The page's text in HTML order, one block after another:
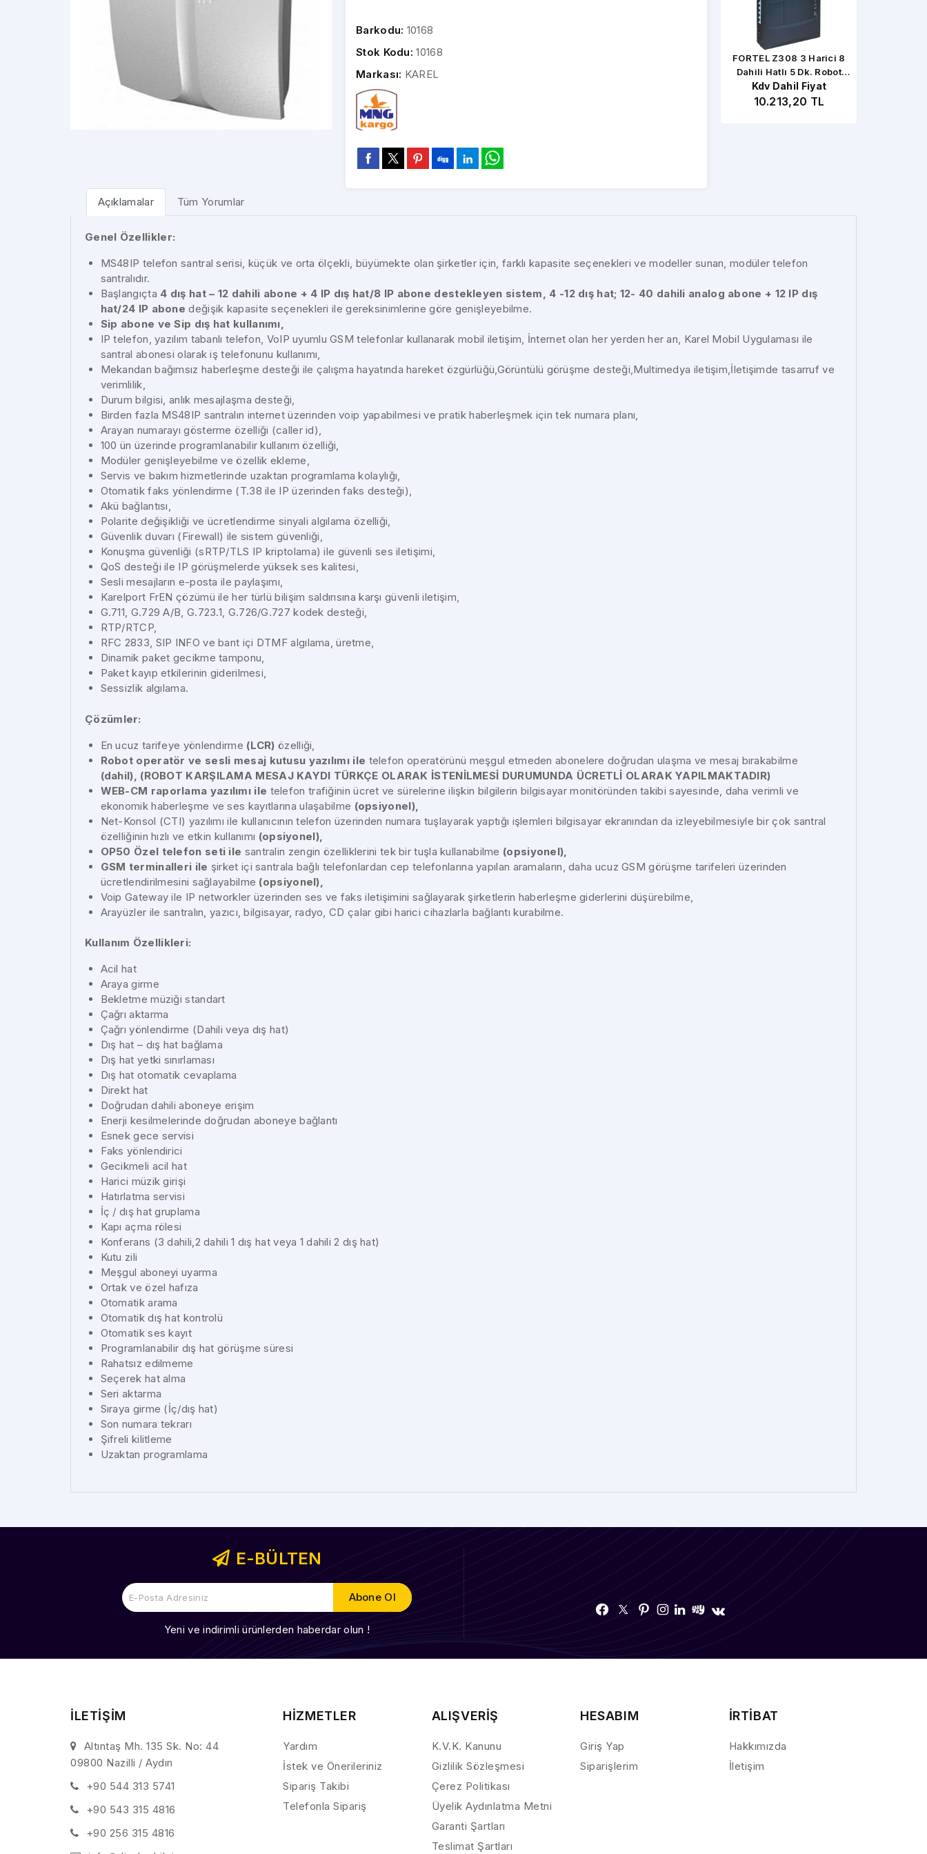
Müşteri Ekranları
Kiosk
Termal Barkod Etiket
Kuşe Barkod Etiket
Barkodu: 10168
Stok Kodu:10168
Markası: KAREL
FORTEL Z308 3 Harici 8
Dahili Hatlı 5 Dk. Robot
10.213,20 TL
FORTEL Z308 3 Harici 8
Dahili Hatlı 5 Dk. Robot
Telefon Santrali
Kdv Dahil Fiyat
10.213,20 TL
Açıklamalar Tüm Yorumlar
Genel Özellikler:
MS48IP telefon santral serisi, küçük ve orta ölçekli, büyümekte olan şirketler için, farklı kapasite seçenekleri ve modeller sunan, modüler telefon
santralıdır.
Başlangıçta 4 dış hat – 12 dahili abone + 4 IP dış hat/8 IP abone destekleyen sistem, 4 -12 dış hat; 12- 40 dahili analog abone + 12 IP dış
hat/24 IP abonedeğişik kapasite seçenekleri ile gereksinimlerine göre genişleyebilme.
Sip abone ve Sip dış hat kullanımı,
IP telefon, yazılım tabanlı telefon, VoIP uyumlu GSM telefonlar kullanarak mobil iletişim, İnternet olan her yerden her an, Karel Mobil Uygulaması ile
santral abonesi olarak iş telefonunu kullanımı,
Mekandan bağımsız haberleşme desteği ile çalışma hayatında hareket özgürlüğü,Görüntülü görüşme desteği,Multimedya iletişim,İletişimde tasarruf ve
verimlilik,
Durum bilgisi, anlık mesajlaşma desteği,
Birden fazla MS48IP santralın internet üzerinden voip yapabilmesi ve pratik haberleşmek için tek numara planı,
Arayan numarayı gösterme özelliği (caller id),
100 ün üzerinde programlanabilir kullanım özelliği,
Modüler genişleyebilme ve özellik ekleme,
Servis ve bakım hizmetlerinde uzaktan programlama kolaylığı,
Otomatik faks yönlendirme (T.38 ile IP üzerinden faks desteği),
Akü bağlantısı,
Polarite değişikliği ve ücretlendirme sinyali algılama özelliği,
Güvenlik duvarı (Firewall) ile sistem güvenliği,
Konuşma güvenliği (sRTP/TLS IP kriptolama) ile güvenli ses iletişimi,
QoS desteği ile IP görüşmelerde yüksek ses kalitesi,
Sesli mesajların e-posta ile paylaşımı,
Karelport FrEN çözümü ile her türlü bilişim saldırısına karşı güvenli iletişim,
G.711, G.729 A/B, G.723.1, G.726/G.727 kodek desteği,
RTP/RTCP,
RFC 2833, SIP INFO ve bant içi DTMF algılama, üretme,
Dinamik paket gecikme tamponu,
Paket kayıp etkilerinin giderilmesi,
Sessizlik algılama.
Çözümler:
En ucuz tarifeye yönlendirme (LCR) özelliği,
Robot operatör ve sesli mesaj kutusu yazılımı ile telefon operatörünü meşgul etmeden abonelere doğrudan ulaşma ve mesaj bırakabilme
(dahil), (ROBOT KARŞILAMA MESAJ KAYDI TÜRKÇE OLARAK İSTENİLMESİ DURUMUNDA ÜCRETLİ OLARAK YAPILMAKTADIR)
WEB-CM raporlama yazılımı ile telefon trafiğinin ücret ve sürelerine ilişkin bilgilerin bilgisayar monitöründen takibi sayesinde, daha verimli ve
ekonomik haberleşme ve ses kayıtlarına ulaşabilme (opsiyonel),
Net-Konsol (CTI) yazılımı ile kullanıcının telefon üzerinden numara tuşlayarak yaptığı işlemleri bilgisayar ekranından da izleyebilmesiyle bir çok santral
özelliğinin hızlı ve etkin kullanımı (opsiyonel),
OP50 Özel telefon seti ile santralin zengin özelliklerini tek bir tuşla kullanabilme (opsiyonel),
GSM terminalleri ile şirket içi santrala bağlı telefonlardan cep telefonlarına yapılan aramaların, daha ucuz GSM görüşme tarifeleri üzerinden
ücretlendirilmesini sağlayabilme (opsiyonel),
Voip Gateway ile IP networkler üzerinden ses ve faks iletişimini sağlayarak şirketlerin haberleşme giderlerini düşürebilme,
Arayüzler ile santralın, yazıcı, bilgisayar, radyo, CD çalar gibi harici cihazlarla bağlantı kurabilme.
Kullanım Özellikleri:
Acil hat
Araya girme
Bekletme müziği standart
Çağrı aktarma
Çağrı yönlendirme (Dahili veya dış hat)
Dış hat – dış hat bağlama
Dış hat yetki sınırlaması
Dış hat otomatik cevaplama
Direkt hat
Doğrudan dahili aboneye erişim
Enerji kesilmelerinde doğrudan aboneye bağlantı
Esnek gece servisi
Faks yönlendirici
Gecikmeli acil hat
Harici müzik girişi
Hatırlatma servisi
İç / dış hat gruplama
Kapı açma rölesi
Konferans (3 dahili,2 dahili 1 dış hat veya 1 dahili 2 dış hat)
Kutu zili
Meşgul aboneyi uyarma
Ortak ve özel hafıza
Otomatik arama
Otomatik dış hat kontrolü
Otomatik ses kayıt
Programlanabilir dış hat görüşme süresi
Rahatsız edilmeme
Seçerek hat alma
Seri aktarma
Sıraya girme (İç/dış hat)
Son numara tekrarı
Şifreli kilitleme
Uzaktan programlama
E-BÜLTEN
Yeni ve indirimli ürünlerden haberdar olun !
İLETİŞİM
Altıntaş Mh. 135 Sk. No: 44
09800 Nazilli / Aydın
+90 544 313 5741
+90 543 315 4816
+90 256 315 4816
HİZMETLER
Yardım
İstek ve Önerileriniz
Sipariş Takibi
Telefonla Sipariş
ALIŞVERİŞ
K.V.K. Kanunu
Gizlilik Sözleşmesi
Çerez Politikası
Üyelik Aydınlatma Metni
Garanti Şartları
Teslimat Şartları
HESABIM
Giriş Yap
Siparişlerim
İRTİBAT
Hakkımızda
İletişim